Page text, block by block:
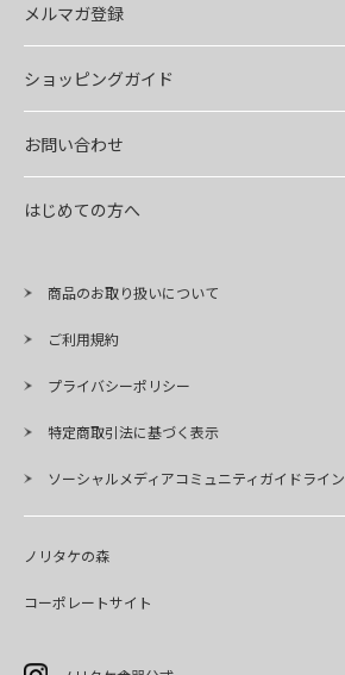
メルマガ登録
ショッピングガイド
お問い合わせ
はじめての方へ
商品のお取り扱いについて
ご利用規約
プライバシーポリシー
特定商取引法に基づく表示
ソーシャルメディアコミュニティガイドライン
ノリタケの森
コーポレートサイト